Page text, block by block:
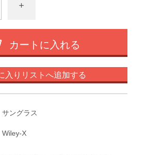
+
カートに入れる
入りリストへ追加する
サングラス
Wiley-X